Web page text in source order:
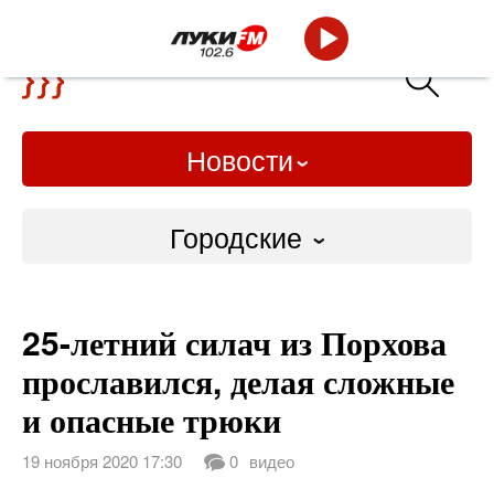
Новости
Городские
Слово Дело
Народные
ВТРК
25-летний силач из Порхова
прославился, делая сложные
и опасные трюки
19 ноября 2020 17:30 0 видео